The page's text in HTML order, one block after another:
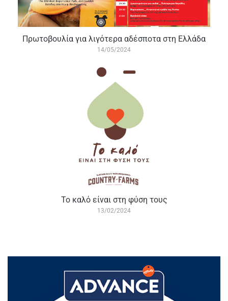
Πρωτοβουλία για λιγότερα αδέσποτα στη Ελλάδα
14/05/2024
Το καλό είναι στη φύση τους
13/02/2024